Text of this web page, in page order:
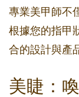
專業美甲師不
根據您的指甲
合的設計與產
美睫：